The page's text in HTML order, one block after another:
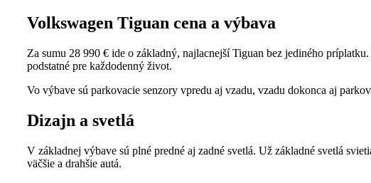
Volkswagen Tiguan cena a výbava
Za sumu 28 990 € ide o základný, najlacnejší Tiguan bez jediného
podstatné pre každodenný život.
Vo výbave sú parkovacie senzory vpredu aj vzadu, vzadu dokonca aj
Dizajn a svetlá
V základnej výbave sú plné predné aj zadné svetlá. Už základné svetlá
väčšie a drahšie autá.